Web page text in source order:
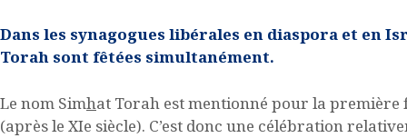
Dans les synagogues libérales en diaspora et en
Torah sont fêtées simultanément.
Le nom Simhat Torah est mentionné pour la
(après le XIe siècle). C’est donc une célébration